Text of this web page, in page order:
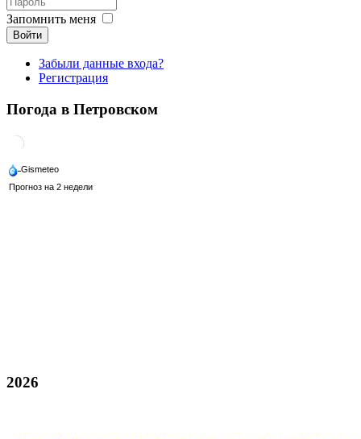
Запомнить меня
Войти
Забыли данные входа?
Регистрация
Погода в Петровском
2026